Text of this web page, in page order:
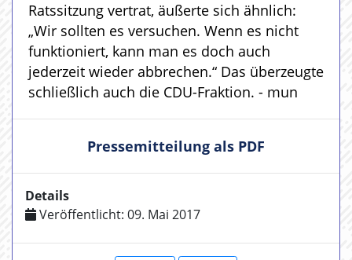
Ratssitzung vertrat, äußerte sich ähnlich:
„Wir sollten es versuchen. Wenn es nicht
funktioniert, kann man es doch auch
jederzeit wieder abbrechen.“ Das überzeugte
schließlich auch die CDU-Fraktion. - mun
Pressemitteilung als PDF
Details
Veröffentlicht: 09. Mai 2017